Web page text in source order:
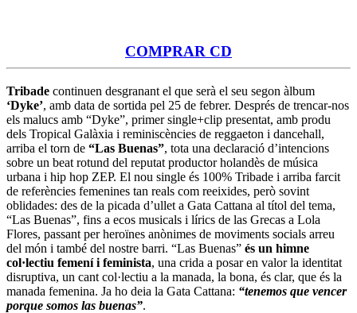
COMPRAR CD
Tribade continuen desgranant el que serà el seu segon àlbum
‘Dyke’, amb data de sortida pel 25 de febrer. Després de trencar-nos
els malucs amb “Dyke”, primer single+clip presentat, amb produ
dels Tropical Galàxia i reminiscències de reggaeton i dancehall,
arriba el torn de “Las Buenas”, tota una declaració d’intencions
sobre un beat rotund del reputat productor holandès de música
urbana i hip hop ZEP. El nou single és 100% Tribade i arriba farcit
de referències femenines tan reals com reeixides, però sovint
oblidades: des de la picada d’ullet a Gata Cattana al títol del tema,
“Las Buenas”, fins a ecos musicals i lírics de las Grecas a Lola
Flores, passant per heroïnes anònimes de moviments socials arreu
del món i també del nostre barri. “Las Buenas” és un himne
col·lectiu femení i feminista, una crida a posar en valor la identitat
disruptiva, un cant col·lectiu a la manada, la bona, és clar, que és la
manada femenina. Ja ho deia la Gata Cattana: “tenemos que vencer
porque somos las buenas”.